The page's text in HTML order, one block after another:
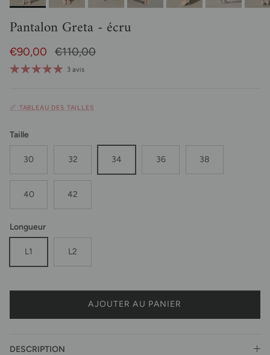
Pantalon Greta - écru
Prix soldé
€90,00 Prix habituel
€110,00
3 avis
📏 TABLEAU DES TAILLES
Taille
30 32 34 36 38
40 42
Longueur
L1 L2
AJOUTER AU PANIER
DESCRIPTION